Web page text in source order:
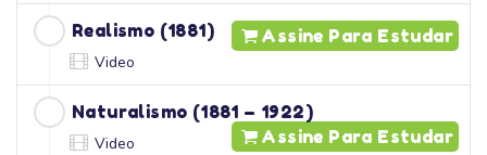
Realismo (1881) Assine Para Estudar
Video
Naturalismo (1881 – 1922)
Assine Para Estudar
Video